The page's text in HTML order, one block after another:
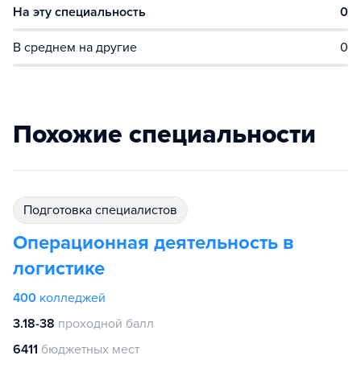
На эту специальность 0
В среднем на другие 0
Похожие специальности
подготовка специалистов
Операционная деятельность в
логистике
400 колледжей
3.18-38 проходной балл
6411 бюджетных мест